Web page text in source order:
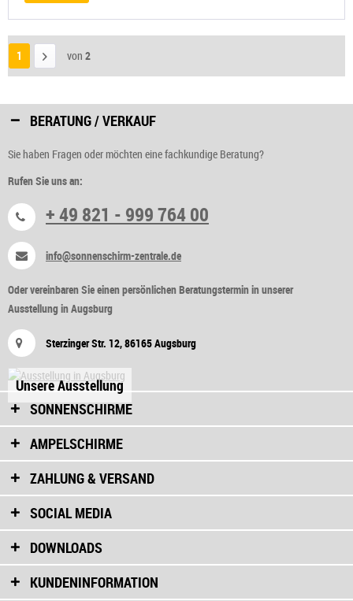
1 von 2
BERATUNG / VERKAUF
Sie haben Fragen oder möchten eine fachkundige Beratung?
Rufen Sie uns an:
+ 49 821 - 999 764 00
info@sonnenschirm-zentrale.de
Oder vereinbaren Sie einen persönlichen Beratungstermin in unserer
Ausstellung in Augsburg
Sterzinger Str. 12, 86165 Augsburg
Unsere Ausstellung
SONNENSCHIRME
AMPELSCHIRME
ZAHLUNG & VERSAND
SOCIAL MEDIA
DOWNLOADS
KUNDENINFORMATION